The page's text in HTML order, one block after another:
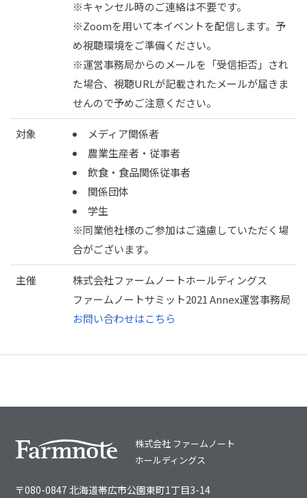
※キャンセル時のご連絡は不要です。
※Zoomを用いて本イベントを配信します。予
め視聴環境をご準備ください。
※運営事務局からのメールを「受信拒否」され
た場合、視聴URLが記載されたメールが届きま
せんので予めご注意ください。
対象
メディア関係者
農業生産者・従事者
飲食・食品関係従事者
関係団体
学生
※同業他社様のご参加はご遠慮していただく場
合がございます。
主催
株式会社ファームノートホールディングス
ファームノートサミット2021 Annex運営事務局
お問い合わせはこちら
株式会社 ファームノート
ホールディングス
〒080-0847 北海道帯広市公園東町1丁目3-14